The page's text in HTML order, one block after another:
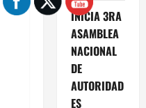
INICIA 3RA
ASAMBLEA
NACIONAL
DE
AUTORIDAD
ES